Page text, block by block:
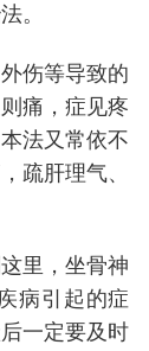
。
伤等导致的
痛，症见疼
法又常依不
疏肝理气、
里，坐骨神
病引起的症
一定要及时